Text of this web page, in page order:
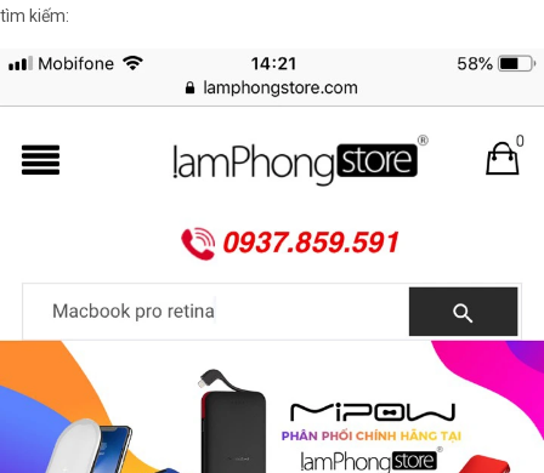
tìm kiếm: